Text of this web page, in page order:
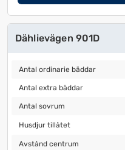
Dählievägen 901D
Antal ordinarie bäddar
Antal ordinarie bäddar
Antal extra bäddar
Antal extra bäddar
Antal sovrum
Antal sovrum
Husdjur tillåtet
Husdjur tillåtet
Avstånd centrum
Avstånd centrum